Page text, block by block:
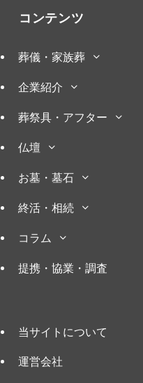
コンテンツ
葬儀・家族葬
企業紹介
葬祭具・アフター
仏壇
お墓・墓石
終活・相続
コラム
提携・協業・調査
当サイトについて
運営会社